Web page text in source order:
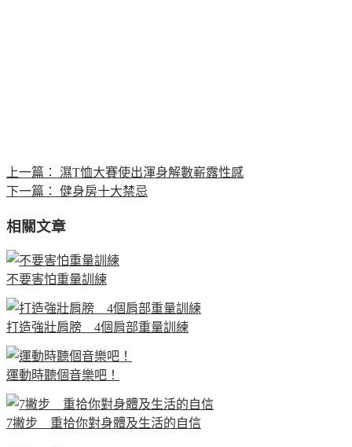
上一篇：
濕T恤大賽使出渾身解數嶄露性感
下一篇：
健身房十大禁忌
相關文章
不要害怕重量訓練
打造強壯肩膀 4個肩部重量訓練
運動時聽個音樂吧！
7撇步 重拾你對身體及生活的自信